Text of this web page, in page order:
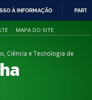
À INFORMAÇÃO
MAPA DO SITE
Ciência e Tecnologia de